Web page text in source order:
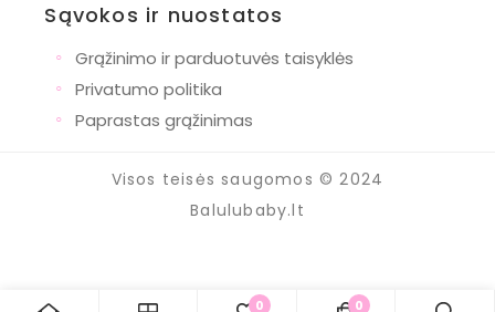
Sąvokos ir nuostatos
◦
Grąžinimo ir parduotuvės taisyklės
◦ Privatumo politika
◦ Paprastas grąžinimas
Visos teisės saugomos © 2024
Balulubaby.lt
0 0